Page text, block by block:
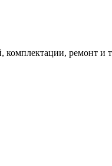
ремонт и